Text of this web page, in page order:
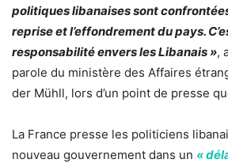
politiques libanaises sont
reprise et l’effondrement du pays.
responsabilité envers les Libanais »,
parole du ministère des Affaires
der Mühll, lors d’un point de presse
La France presse les politiciens
nouveau gouvernement dans un «